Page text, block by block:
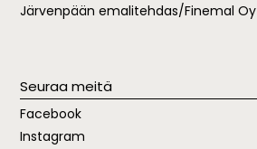
Järvenpään emalitehdas/Finemal Oy
Seuraa meitä
Facebook
Instagram